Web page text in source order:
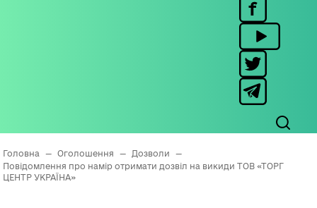
Головна — Оголошення — Дозволи
—
Повідомлення про намір отримати дозвіл на викиди ТОВ «ТОРГ
ЦЕНТР УКРАЇНА»